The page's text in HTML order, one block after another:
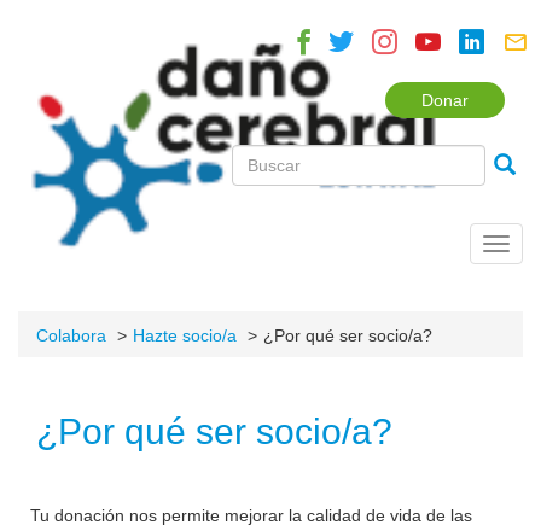
Donar
Colabora Hazte socio/a ¿Por qué ser socio/a?
¿Por qué ser socio/a?
Tu donación nos permite mejorar la calidad de vida de las